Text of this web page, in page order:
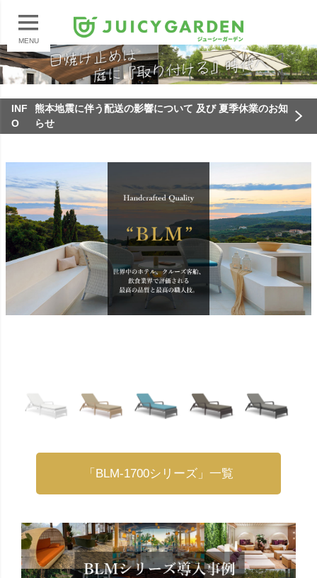
MENU
INF
O
熊本地震に伴う配送の影響について 及び 夏季休業のお知
らせ
「BLM-1700シリーズ」一覧